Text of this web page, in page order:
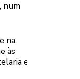
num
na
às
e